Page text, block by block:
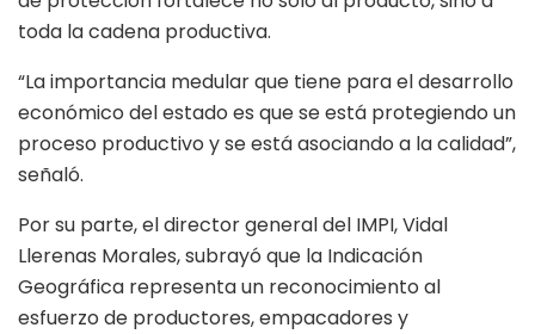
toda la cadena productiva.
“La importancia medular que tiene para el desarrollo
económico del estado es que se está protegiendo un
proceso productivo y se está asociando a la calidad”,
señaló.
Por su parte, el director general del IMPI, Vidal
Llerenas Morales, subrayó que la Indicación
Geográfica representa un reconocimiento al
esfuerzo de productores, empacadores y